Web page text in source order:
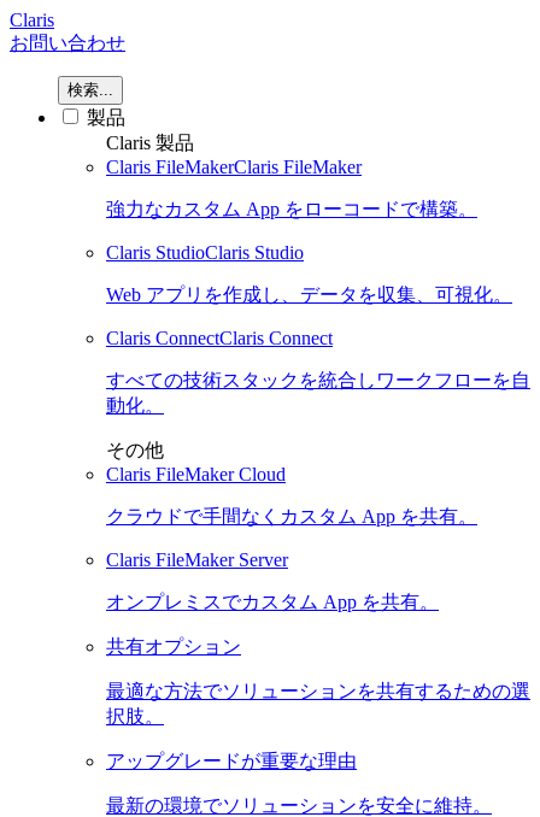
Claris
お問い合わせ
検索...
製品
Claris 製品
Claris FileMakerClaris FileMaker
強力なカスタム App をローコードで構築。
Claris StudioClaris Studio
Web アプリを作成し、データを収集、可視化。
Claris ConnectClaris Connect
すべての技術スタックを統合しワークフローを自
動化。
その他
Claris FileMaker Cloud
クラウドで手間なくカスタム App を共有。
Claris FileMaker Server
オンプレミスでカスタム App を共有。
共有オプション
最適な方法でソリューションを共有するための選
択肢。
アップグレードが重要な理由
最新の環境でソリューションを安全に維持。